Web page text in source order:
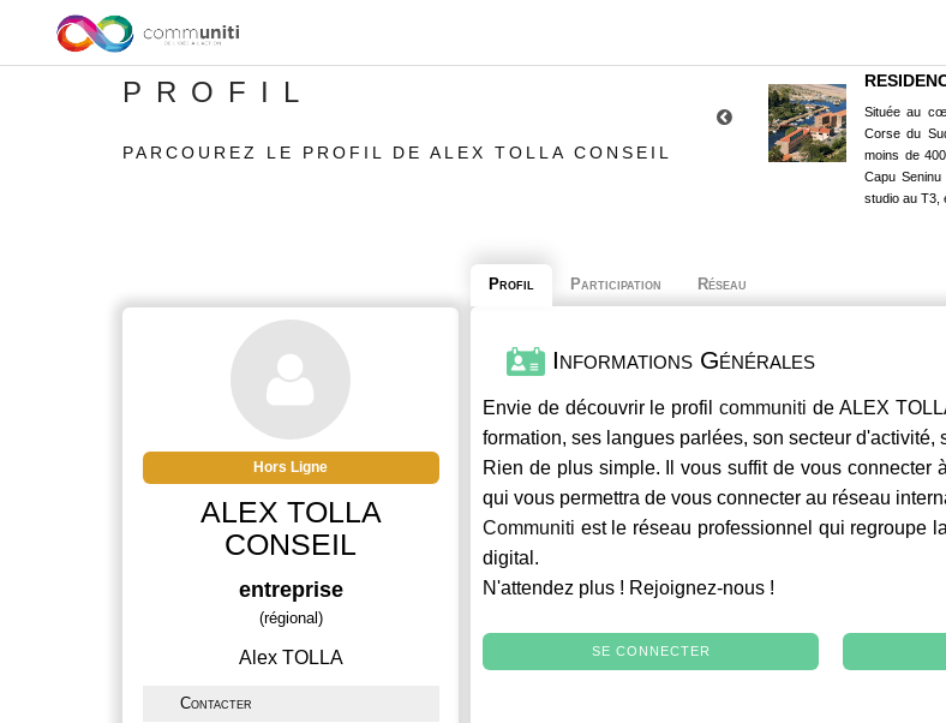
PROFIL
PARCOUREZ LE PROFIL DE ALEX TOLLA CONSEIL
Située au
Corse du
moins de
Capu
studio au T3,
Hors Ligne
ALEX TOLLA
CONSEIL
entreprise
(régional)
Alex TOLLA
Contacter
Profil Participation Réseau
Informations Générales
Envie de découvrir le profilcommuniti de ALEX
formation, ses langues parlées, son secteur
Rien de plus simple. Il vous suffit de vous connecter
qui vous permettra de vous connecter au réseau
Communiti est le réseau professionnel qui regroupe
digital.
N'attendez plus ! Rejoignez-nous !
SE CONNECTER